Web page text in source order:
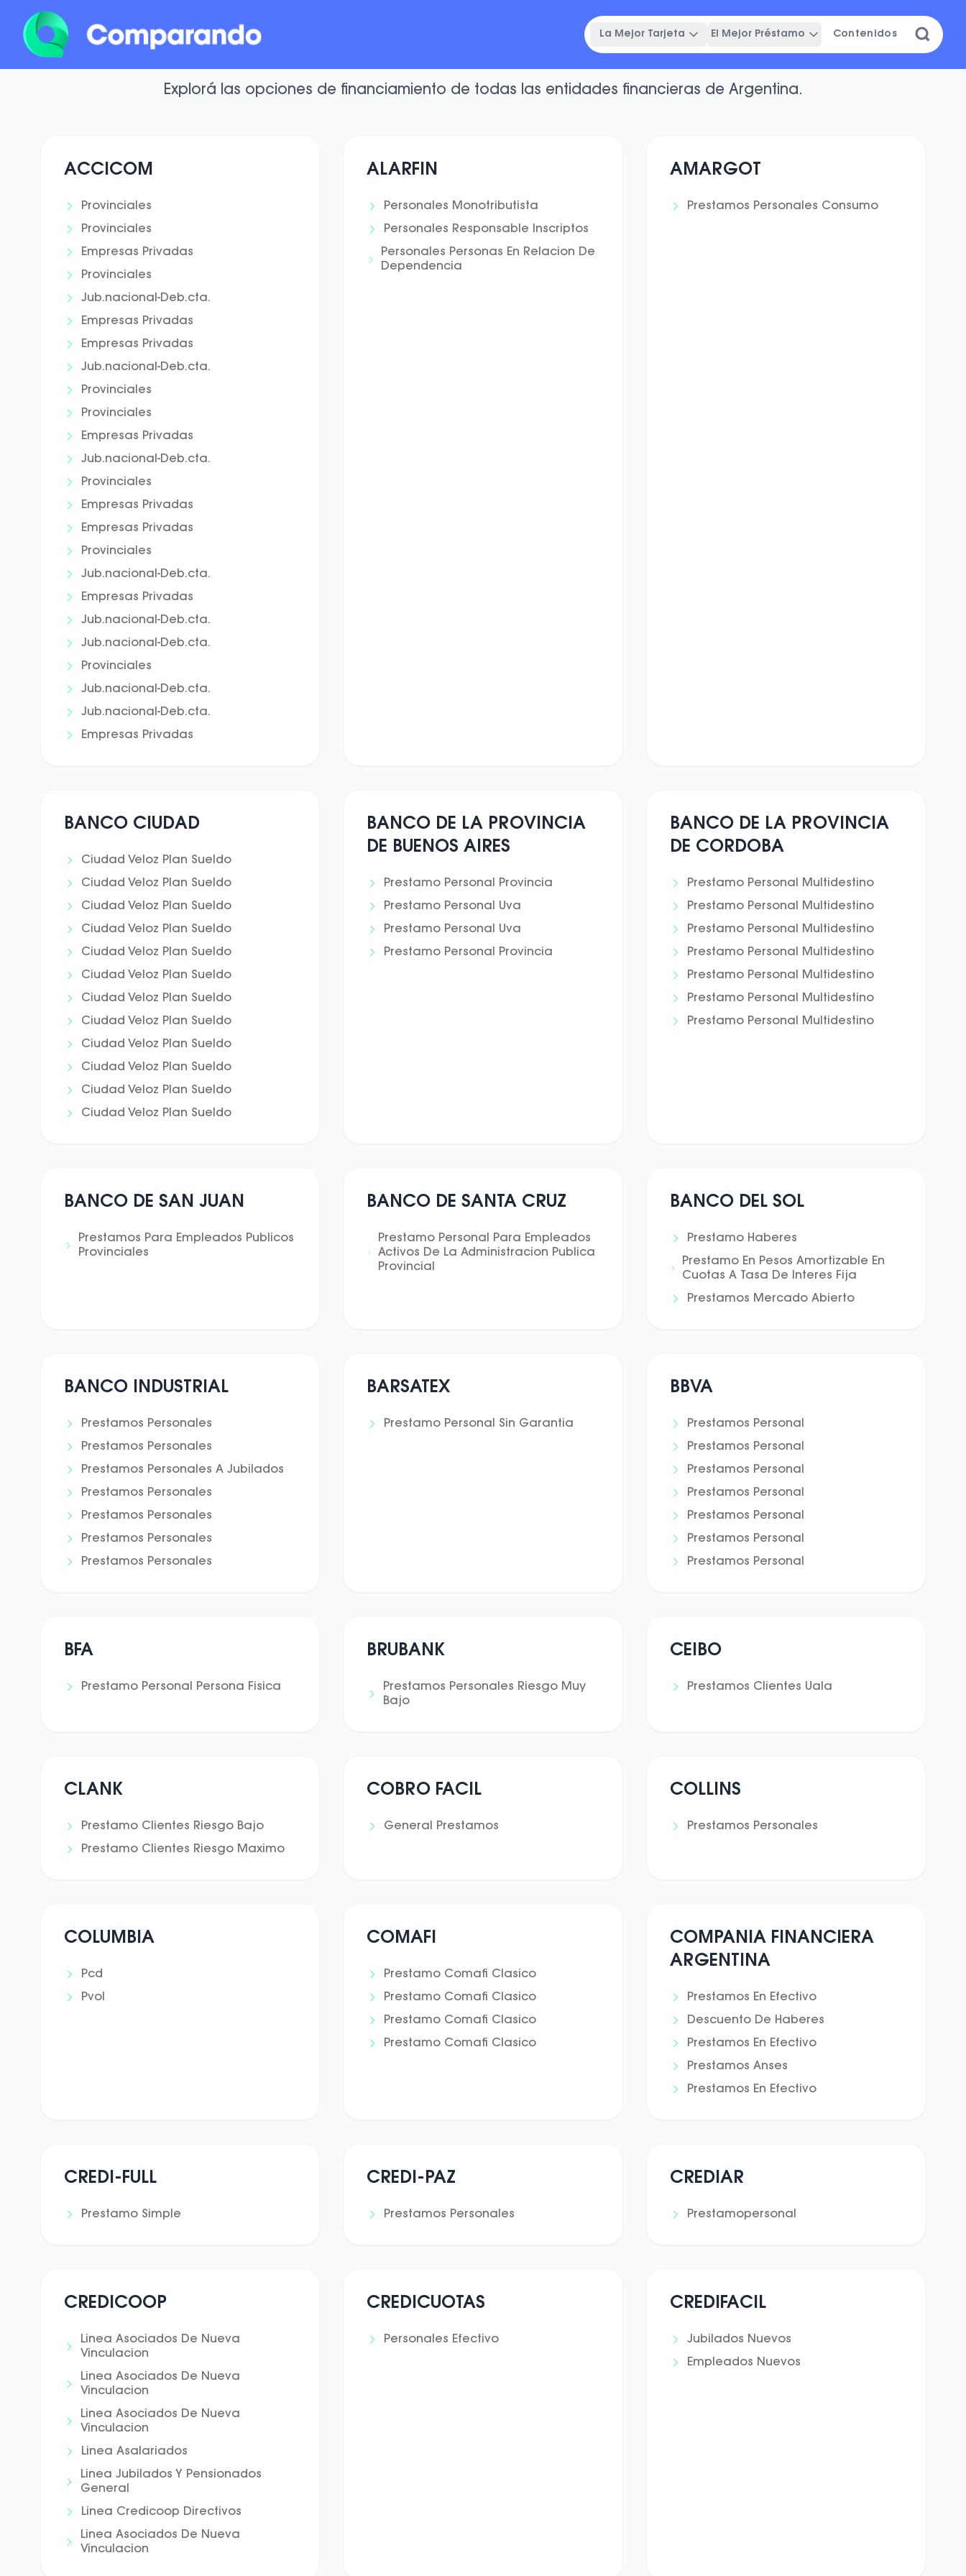
La Mejor Tarjeta El Mejor Préstamo Contenidos
Directorio de Préstamos Personales
Explorá las opciones de financiamiento de todas las entidades financieras de Argentina.
ACCICOM
Provinciales
Provinciales
Empresas Privadas
Provinciales
Jub.nacional-Deb.cta.
Empresas Privadas
Empresas Privadas
Jub.nacional-Deb.cta.
Provinciales
Provinciales
Empresas Privadas
Jub.nacional-Deb.cta.
Provinciales
Empresas Privadas
Empresas Privadas
Provinciales
Jub.nacional-Deb.cta.
Empresas Privadas
Jub.nacional-Deb.cta.
Jub.nacional-Deb.cta.
Provinciales
Jub.nacional-Deb.cta.
Jub.nacional-Deb.cta.
Empresas Privadas
ALARFIN
Personales Monotributista
Personales Responsable Inscriptos
Personales Personas En Relacion De
Dependencia
AMARGOT
Prestamos Personales Consumo
BANCO CIUDAD
Ciudad Veloz Plan Sueldo
Ciudad Veloz Plan Sueldo
Ciudad Veloz Plan Sueldo
Ciudad Veloz Plan Sueldo
Ciudad Veloz Plan Sueldo
Ciudad Veloz Plan Sueldo
Ciudad Veloz Plan Sueldo
Ciudad Veloz Plan Sueldo
Ciudad Veloz Plan Sueldo
Ciudad Veloz Plan Sueldo
Ciudad Veloz Plan Sueldo
Ciudad Veloz Plan Sueldo
BANCO DE LA PROVINCIA
DE BUENOS AIRES
Prestamo Personal Provincia
Prestamo Personal Uva
Prestamo Personal Uva
Prestamo Personal Provincia
BANCO DE LA PROVINCIA
DE CORDOBA
Prestamo Personal Multidestino
Prestamo Personal Multidestino
Prestamo Personal Multidestino
Prestamo Personal Multidestino
Prestamo Personal Multidestino
Prestamo Personal Multidestino
Prestamo Personal Multidestino
BANCO DE SAN JUAN
Prestamos Para Empleados Publicos
Provinciales
BANCO DE SANTA CRUZ
Prestamo Personal Para Empleados
Activos De La Administracion Publica
Provincial
BANCO DEL SOL
Prestamo Haberes
Prestamo En Pesos Amortizable En
Cuotas A Tasa De Interes Fija
Prestamos Mercado Abierto
BANCO INDUSTRIAL
Prestamos Personales
Prestamos Personales
Prestamos Personales A Jubilados
Prestamos Personales
Prestamos Personales
Prestamos Personales
Prestamos Personales
BARSATEX
Prestamo Personal Sin Garantia
BBVA
Prestamos Personal
Prestamos Personal
Prestamos Personal
Prestamos Personal
Prestamos Personal
Prestamos Personal
Prestamos Personal
BFA
Prestamo Personal Persona Fisica
BRUBANK
Prestamos Personales Riesgo Muy
Bajo
CEIBO
Prestamos Clientes Uala
CLANK
Prestamo Clientes Riesgo Bajo
Prestamo Clientes Riesgo Maximo
COBRO FACIL
General Prestamos
COLLINS
Prestamos Personales
COLUMBIA
Pcd
Pvol
COMAFI
Prestamo Comafi Clasico
Prestamo Comafi Clasico
Prestamo Comafi Clasico
Prestamo Comafi Clasico
COMPANIA FINANCIERA
ARGENTINA
Prestamos En Efectivo
Descuento De Haberes
Prestamos En Efectivo
Prestamos Anses
Prestamos En Efectivo
CREDI-FULL
Prestamo Simple
CREDI-PAZ
Prestamos Personales
CREDIAR
Prestamopersonal
CREDICOOP
Linea Asociados De Nueva
Vinculacion
Linea Asociados De Nueva
Vinculacion
Linea Asociados De Nueva
Vinculacion
Linea Asalariados
Linea Jubilados Y Pensionados
General
Linea Credicoop Directivos
Linea Asociados De Nueva
Vinculacion
CREDICUOTAS
Personales Efectivo
CREDIFACIL
Jubilados Nuevos
Empleados Nuevos